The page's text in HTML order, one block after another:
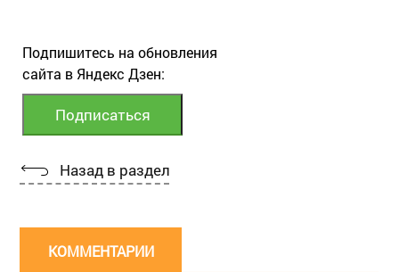
Подпишитесь на обновления
сайта в Яндекс Дзен:
Назад в раздел
КОММЕНТАРИИ